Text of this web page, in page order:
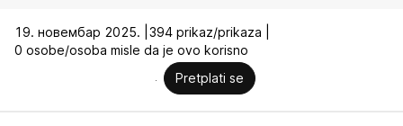
19. новембар 2025. | 394 prikaz/prikaza |
0 osobe/osoba misle da je ovo korisno
Pretplati se